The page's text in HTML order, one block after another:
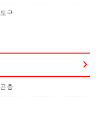
도구
곤충